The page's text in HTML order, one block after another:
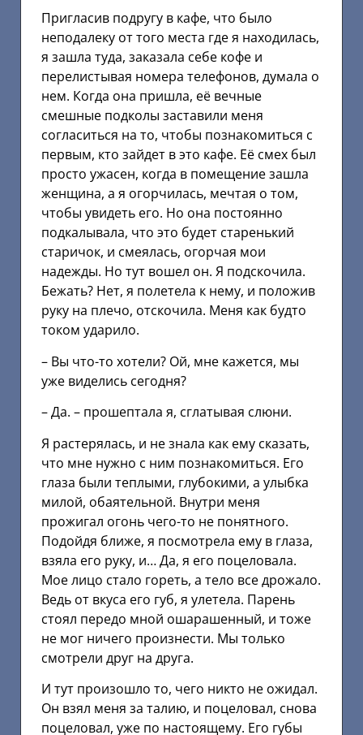
Пригласив подругу в кафе, что было
неподалеку от того места где я находилась,
я зашла туда, заказала себе кофе и
перелистывая номера телефонов, думала о
нем. Когда она пришла, её вечные
смешные подколы заставили меня
согласиться на то, чтобы познакомиться с
первым, кто зайдет в это кафе. Её смех был
просто ужасен, когда в помещение зашла
женщина, а я огорчилась, мечтая о том,
чтобы увидеть его. Но она постоянно
подкалывала, что это будет старенький
старичок, и смеялась, огорчая мои
надежды. Но тут вошел он. Я подскочила.
Бежать? Нет, я полетела к нему, и положив
руку на плечо, отскочила. Меня как будто
током ударило.
– Вы что-то хотели? Ой, мне кажется, мы
уже виделись сегодня?
– Да. – прошептала я, сглатывая слюни.
Я растерялась, и не знала как ему сказать,
что мне нужно с ним познакомиться. Его
глаза были теплыми, глубокими, а улыбка
милой, обаятельной. Внутри меня
прожигал огонь чего-то не понятного.
Подойдя ближе, я посмотрела ему в глаза,
взяла его руку, и… Да, я его поцеловала.
Мое лицо стало гореть, а тело все дрожало.
Ведь от вкуса его губ, я улетела. Парень
стоял передо мной ошарашенный, и тоже
не мог ничего произнести. Мы только
смотрели друг на друга.
И тут произошло то, чего никто не ожидал.
Он взял меня за талию, и поцеловал, снова
поцеловал, уже по настоящему. Его губы